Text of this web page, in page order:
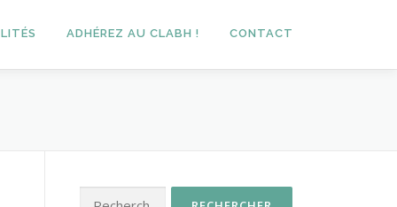
ADHÉREZ AU CLABH ! CONTACT